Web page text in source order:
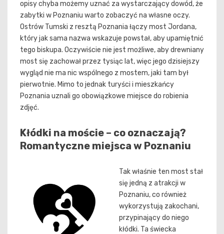
opisy chyba możemy uznać za wystarczający dowód, że
zabytki w Poznaniu warto zobaczyć na własne oczy.
Ostrów Tumski z resztą Poznania łączy most Jordana,
który jak sama nazwa wskazuje powstał, aby upamiętnić
tego biskupa. Oczywiście nie jest możliwe, aby drewniany
most się zachował przez tysiąc lat, więc jego dzisiejszy
wygląd nie ma nic wspólnego z mostem, jaki tam był
pierwotnie. Mimo to jednak turyści i mieszkańcy
Poznania uznali go obowiązkowe miejsce do robienia
zdjęć.
Kłódki na moście – co oznaczają?
Romantyczne miejsca w Poznaniu
Tak właśnie ten most stał
się jedną z atrakcji w
Poznaniu, co również
wykorzystują zakochani,
przypinający do niego
kłódki. Ta świecka